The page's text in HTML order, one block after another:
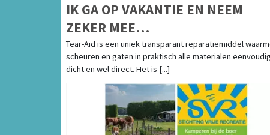
IK GA OP VAKANTIE EN NEEM
ZEKER MEE…
Tear-Aid is een uniek transparant reparatiemiddel
scheuren en gaten in praktisch alle materialen eenvoudig
dicht en wel direct. Het is [...]